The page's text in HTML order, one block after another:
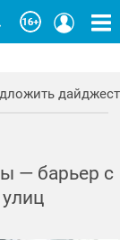
дайджест
— барьер с